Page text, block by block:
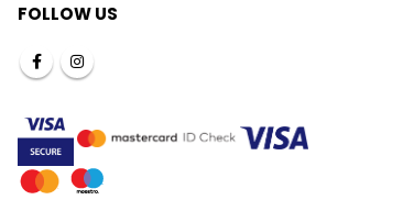
FOLLOW US